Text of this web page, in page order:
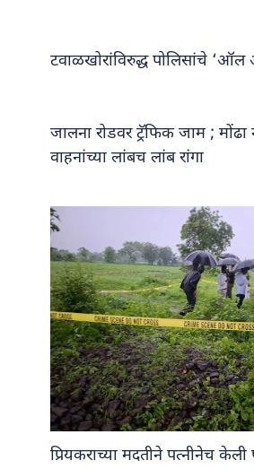
टवाळखोरांविरुद्ध पोलिसांचे
जालना रोडवर ट्रॅफिक जाम ; मोंढा
वाहनांच्या लांबच लांब रांगा
प्रियकराच्या मदतीने पत्नीनेच केली